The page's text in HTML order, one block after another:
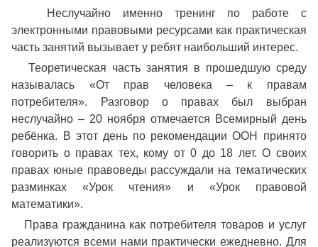
Неслучайно именно тренинг по работе с
электронными правовыми ресурсами как практическая
часть занятий вызывает у ребят наибольший интерес.
Теоретическая часть занятия в прошедшую среду
называлась «От прав человека – к правам
потребителя». Разговор о правах был выбран
неслучайно – 20 ноября отмечается Всемирный день
ребёнка. В этот день по рекомендации ООН принято
говорить о правах тех, кому от 0 до 18 лет. О своих
правах юные правоведы рассуждали на тематических
разминках «Урок чтения» и «Урок правовой
математики».
Права гражданина как потребителя товаров и услуг
реализуются всеми нами практически ежедневно. Для